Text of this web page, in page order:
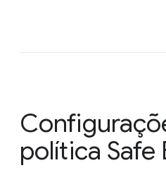
política Safe